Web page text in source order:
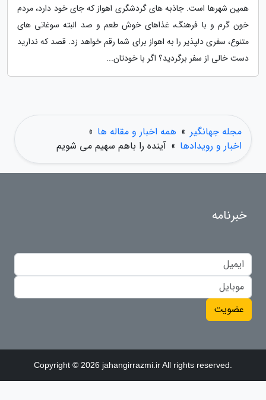
همین شهرها است. جاذبه های گردشگری اهواز که جای خود دارد، مردم
خون گرم و با فرهنگ، غذاهای خوش طعم و صد البته سوغاتی های
متنوع، سفری دلپذیر را به اهواز برای شما رقم خواهد زد. قصد که ندارید
دست خالی از سفر برگردید؟ اگر با خودتان...
مجله جهانگیر » همه اخبار و مقاله ها »
اخبار و رویدادها » آینده را باهم سهیم می شویم
خبرنامه
عضویت
Copyright © 2026 jahangirrazmi.ir All rights reserved.